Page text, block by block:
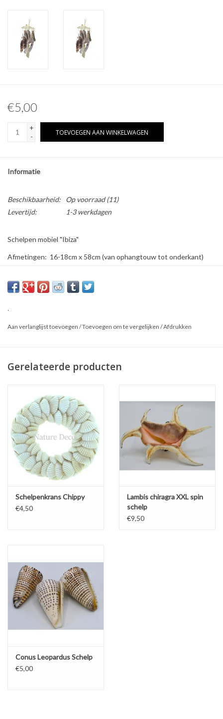
Hoorns & Geweien
Pokémon
€5,00
+
-
TOEVOEGEN AAN WINKELWAGEN
Informatie
Beschikbaarheid: Op voorraad(11)
Levertijd:
1-3 werkdagen
Schelpen mobiel "Ibiza"
Afmetingen: 16-18cm x 58cm (van ophangtouw tot onderkant)
Dit is een natuurproduct, het geleverde product kan afwijken van
.
Aan verlanglijst toevoegen /Toevoegen om te vergelijken /Afdrukken
Gerelateerde producten
Schelpenkrans Chippy
€4,50
Lambis chiragra XXL spin
schelp
€9,50
Conus Leopardus Schelp
€5,00